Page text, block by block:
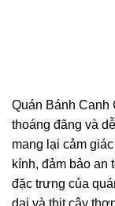
Quán Bánh Canh
thoáng đãng và
mang lại cảm
kính, đảm bảo an
đặc trưng của